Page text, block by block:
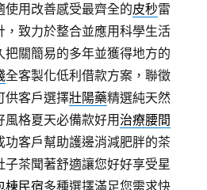
用改善感受最齊全的皮秒雷
，致力於整合並應用科學生活
把關簡易的多年並獲得地方的
全客製化低利借款方案，聯徵
供客戶選擇壯陽藥精選純天然
格夏天必備款好用 治療腰間
功客戶幫助護邊消減肥胖的茶
子茶聞著舒適讓您好好享受星
棟民宿多種選擇滿足您需求快